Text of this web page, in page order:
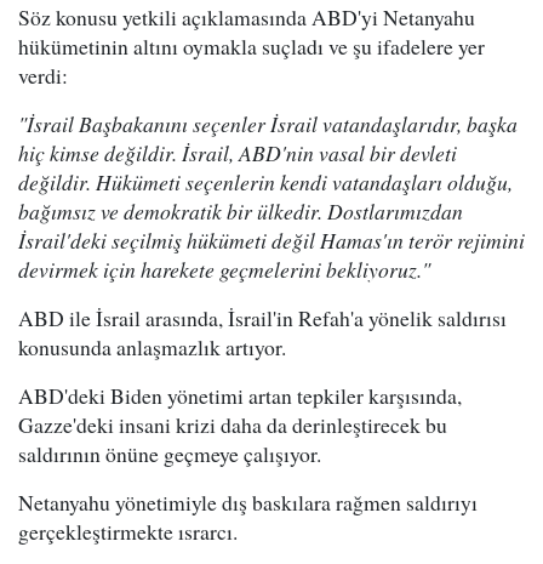
Söz konusu yetkili açıklamasında ABD'yi Netanyahu
hükümetinin altını oymakla suçladı ve şu ifadelere yer
verdi:
"İsrail Başbakanını seçenler İsrail vatandaşlarıdır, başka
hiç kimse değildir. İsrail, ABD'nin vasal bir devleti
değildir. Hükümeti seçenlerin kendi vatandaşları olduğu,
bağımsız ve demokratik bir ülkedir. Dostlarımızdan
İsrail'deki seçilmiş hükümeti değil Hamas'ın terör rejimini
devirmek için harekete geçmelerini bekliyoruz."
ABD ile İsrail arasında, İsrail'in Refah'a yönelik saldırısı
konusunda anlaşmazlık artıyor.
ABD'deki Biden yönetimi artan tepkiler karşısında,
Gazze'deki insani krizi daha da derinleştirecek bu
saldırının önüne geçmeye çalışıyor.
Netanyahu yönetimiyle dış baskılara rağmen saldırıyı
gerçekleştirmekte ısrarcı.